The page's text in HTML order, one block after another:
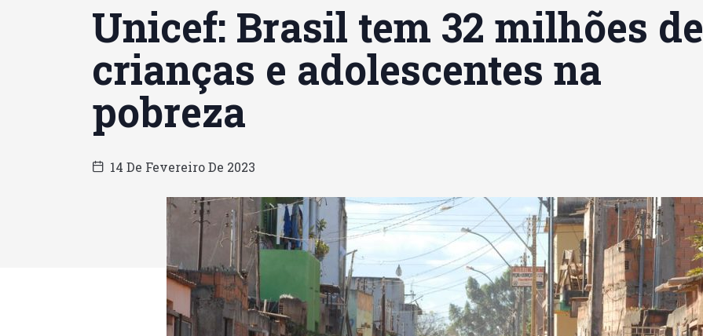
Unicef: Brasil tem 32 milhões de
crianças e adolescentes na
pobreza
14 De Fevereiro De 2023